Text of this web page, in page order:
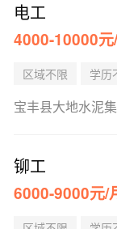
电工
4000-10000元
区域不限 学历
宝丰县大地水泥
铆工
6000-9000元/